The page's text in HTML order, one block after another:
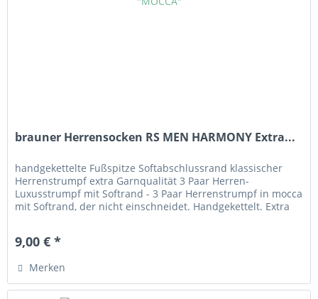
brauner Herrensocken RS MEN HARMONY Extra...
handgekettelte Fußspitze Softabschlussrand klassischer
Herrenstrumpf extra Garnqualität 3 Paar Herren-
Luxusstrumpf mit Softrand - 3 Paar Herrenstrumpf in mocca
mit Softrand, der nicht einschneidet. Handgekettelt. Extra
9,00 € *
Merken